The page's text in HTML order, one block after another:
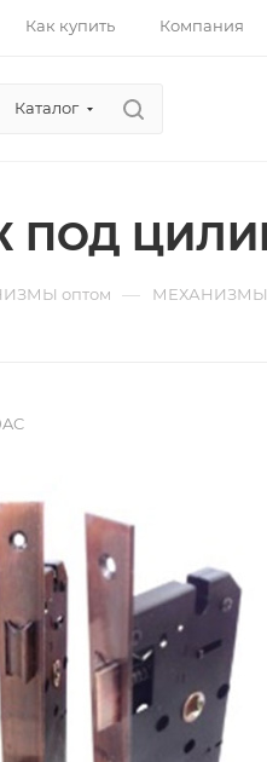
Как купить Компания
Каталог
оптом — МЕХАНИЗМЫ